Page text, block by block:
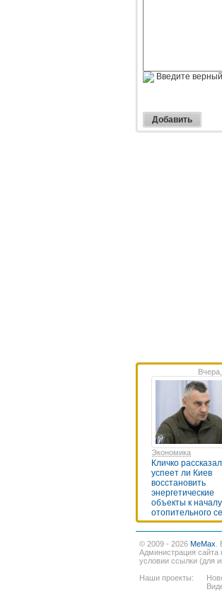
Введите
Экономика
Кличко
успеет ли Киев
восстановить
энергетические
объекты к началу
отопительного
© 2009 - 2026 MeMax
Администрация сайта
условии ссылки (для
Наши проекты: